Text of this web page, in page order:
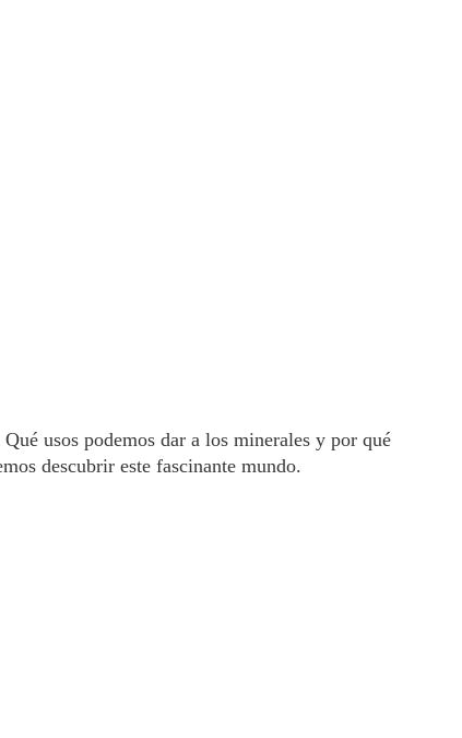
usos podemos dar a los minerales y por qué
descubrir este fascinante mundo.